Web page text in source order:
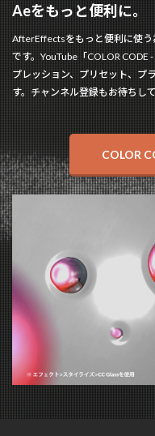
Aeをもっと便利に。
AfterEffectsをもっと便利に使
です。YouTube「COLOR
プレッション、プリセット、プ
す。チャンネル登録もお待ちし
COLOR